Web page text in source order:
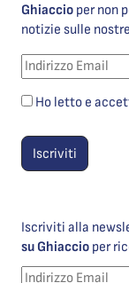
Ghiaccio per non
notizie sulle
Ho letto e
Iscriviti alla
su Ghiaccio per